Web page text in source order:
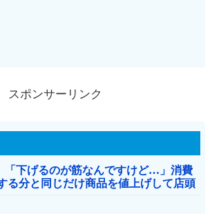
スポンサーリンク
「下げるのが筋なんですけど…」消費
る分と同じだけ商品を値上げして店頭
も